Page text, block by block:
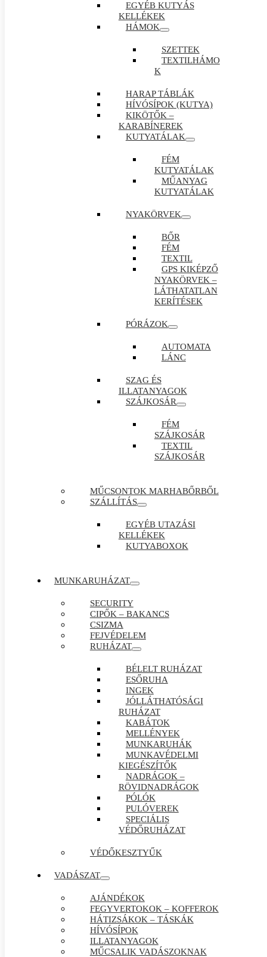
EGYÉB KUTYÁS
KELLÉKEK
HÁMOK
SZETTEK
TEXTILHÁMO
K
HARAP TÁBLÁK
HÍVÓSÍPOK (KUTYA)
KIKÖTŐK –
KARABÍNEREK
KUTYATÁLAK
FÉM
KUTYATÁLAK
MŰANYAG
KUTYATÁLAK
NYAKÖRVEK
BŐR
FÉM
TEXTIL
GPS KIKÉPZŐ
NYAKÖRVEK –
LÁTHATATLAN
KERÍTÉSEK
PÓRÁZOK
AUTOMATA
LÁNC
SZAG ÉS
ILLATANYAGOK
SZÁJKOSÁR
FÉM
SZÁJKOSÁR
TEXTIL
SZÁJKOSÁR
MŰCSONTOK MARHABŐRBŐL
SZÁLLÍTÁS
EGYÉB UTAZÁSI
KELLÉKEK
KUTYABOXOK
MUNKARUHÁZAT
SECURITY
CIPŐK – BAKANCS
CSIZMA
FEJVÉDELEM
RUHÁZAT
BÉLELT RUHÁZAT
ESŐRUHA
INGEK
JÓLLÁTHATÓSÁGI
RUHÁZAT
KABÁTOK
MELLÉNYEK
MUNKARUHÁK
MUNKAVÉDELMI
KIEGÉSZÍTŐK
NADRÁGOK –
RÖVIDNADRÁGOK
PÓLÓK
PULÓVEREK
SPECIÁLIS
VÉDŐRUHÁZAT
VÉDŐKESZTYŰK
VADÁSZAT
AJÁNDÉKOK
FEGYVERTOKOK – KOFFEROK
HÁTIZSÁKOK – TÁSKÁK
HÍVÓSÍPOK
ILLATANYAGOK
MŰCSALIK VADÁSZOKNAK